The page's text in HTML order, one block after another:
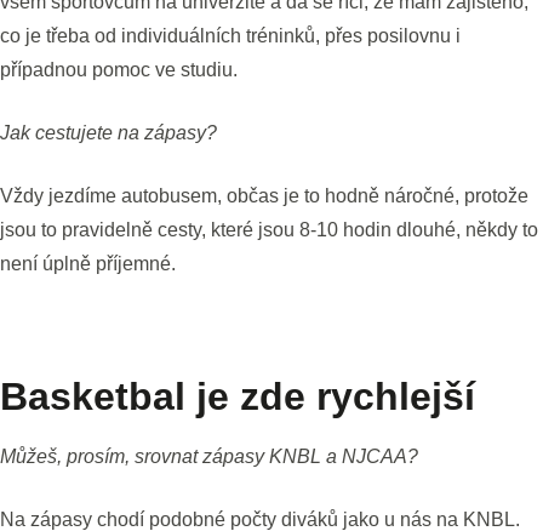
co je třeba od individuálních tréninků, přes posilovnu i
případnou pomoc ve studiu.
Jak cestujete na zápasy?
Vždy jezdíme autobusem, občas je to hodně náročné, protože
jsou to pravidelně cesty, které jsou 8-10 hodin dlouhé, někdy to
není úplně příjemné.
Basketbal je zde rychlejší
Můžeš, prosím, srovnat zápasy KNBL a NJCAA?
Na zápasy chodí podobné počty diváků jako u nás na KNBL.